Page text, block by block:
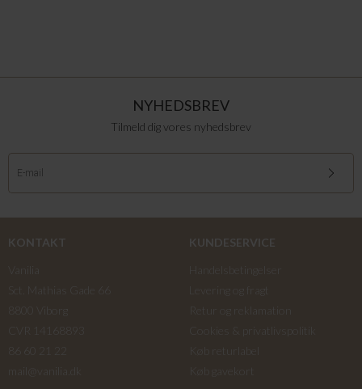
NYHEDSBREV
Tilmeld dig vores nyhedsbrev
KONTAKT
KUNDESERVICE